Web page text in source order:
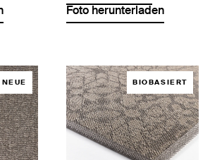
Foto herunterladen
NEUE BIOBASIERT